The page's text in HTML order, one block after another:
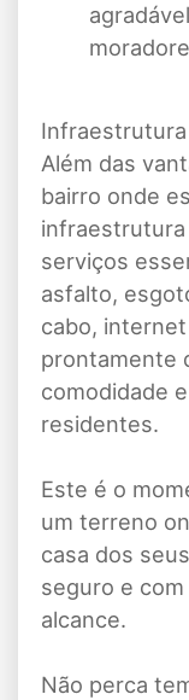
Além das
bairro onde
infraestrutura
serviços
asfalto,
cabo,
prontamente
comodidade
residentes.
Este é o
um terreno
casa dos
seguro e
alcance.
Não perca